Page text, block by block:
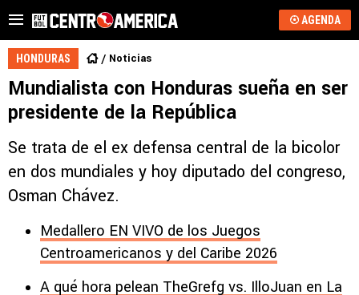
AGENDA
HONDURAS Noticias
Mundialista con Honduras sueña en ser
presidente de la República
Se trata de el ex defensa central de la bicolor
en dos mundiales y hoy diputado del congreso,
Osman Chávez.
Medallero EN VIVO de los Juegos
Centroamericanos y del Caribe 2026
A qué hora pelean TheGrefg vs. IlloJuan en La